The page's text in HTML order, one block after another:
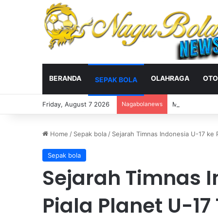
BERANDA SEPAK BOLA OLAHRAGA
Friday, August 7 2026 Nagabolanews Mohamed
Home / Sepak bola / Sejarah Timnas Indonesia U-17 ke
Sepak bola
Sejarah Timnas
Piala Planet U-